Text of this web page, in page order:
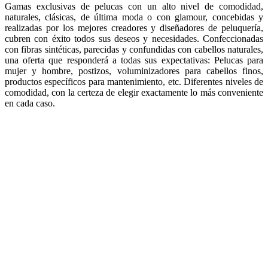
Gamas exclusivas de pelucas con un alto nivel de comodidad,
naturales, clásicas, de última moda o con glamour, concebidas y
realizadas por los mejores creadores y diseñadores de peluquería,
cubren con éxito todos sus deseos y necesidades. Confeccionadas
con fibras sintéticas, parecidas y confundidas con cabellos naturales,
una oferta que responderá a todas sus expectativas: Pelucas para
mujer y hombre, postizos, voluminizadores para cabellos finos,
productos específicos para mantenimiento, etc. Diferentes niveles de
comodidad, con la certeza de elegir exactamente lo más conveniente
en cada caso.